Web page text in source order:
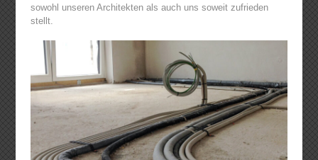
sowohl unseren Architekten als auch uns soweit zufrieden
stellt.